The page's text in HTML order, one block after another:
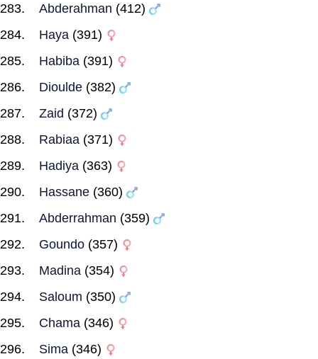
Abderahman (412)
Haya (391)
Habiba (391)
Dioulde (382)
Zaid (372)
Rabiaa (371)
Hadiya (363)
Hassane (360)
Abderrahman (359)
Goundo (357)
Madina (354)
Saloum (350)
Chama (346)
Sima (346)